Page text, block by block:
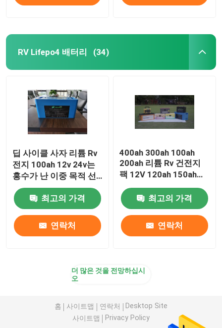
RV Lifepo4 배터리 (34)
딥 사이클 사자 리튬 Rv
전지 100ah 12v 24v는
홍수가 난 이중 목적 선
박을 강화했습니다
최고의 가격
연락처
400ah 300ah 100ah
200ah 리튬 Rv 건전지
팩 12V 120ah 150ah
1000A 업 6000 싸이클
수명
최고의 가격
연락처
더 많은 것을 전망하십시
오
홈 사이트맵 연락처
Desktop Site
사이트맵
Privacy Policy